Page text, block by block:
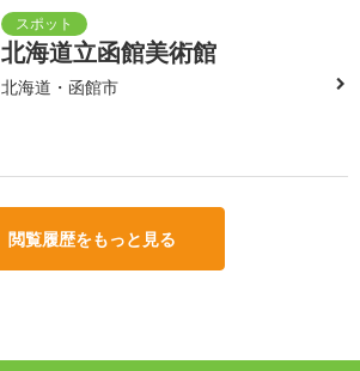
北海道立函館美術館
北海道・函館市
閲覧履歴をもっと見る